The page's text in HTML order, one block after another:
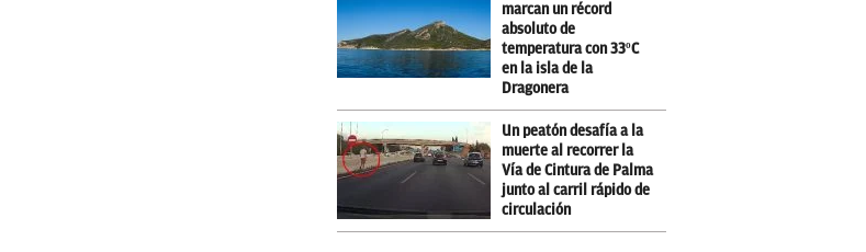
marcan un récord
absoluto de
temperatura con 33ºC
en la isla de la
Dragonera
Un peatón desafía a la
muerte al recorrer la
Vía de Cintura de Palma
junto al carril rápido de
circulación